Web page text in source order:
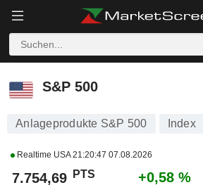
S&P 500
S&P 500
Anlageprodukte S&P 500 Index
Realtime USA21:20:47 07.08.2026
7.754,69 PTS +0,58 %